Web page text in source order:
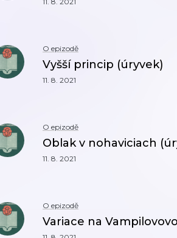
O epizodě
Vyšší princip (úryvek)
11. 8. 2021
O epizodě
Oblak v nohaviciach
11. 8. 2021
O epizodě
Variace na